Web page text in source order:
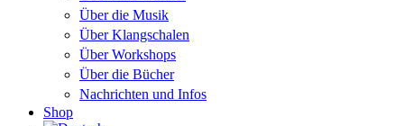
Über die Musik
Über Klangschalen
Über Workshops
Über die Bücher
Nachrichten und Infos
Shop